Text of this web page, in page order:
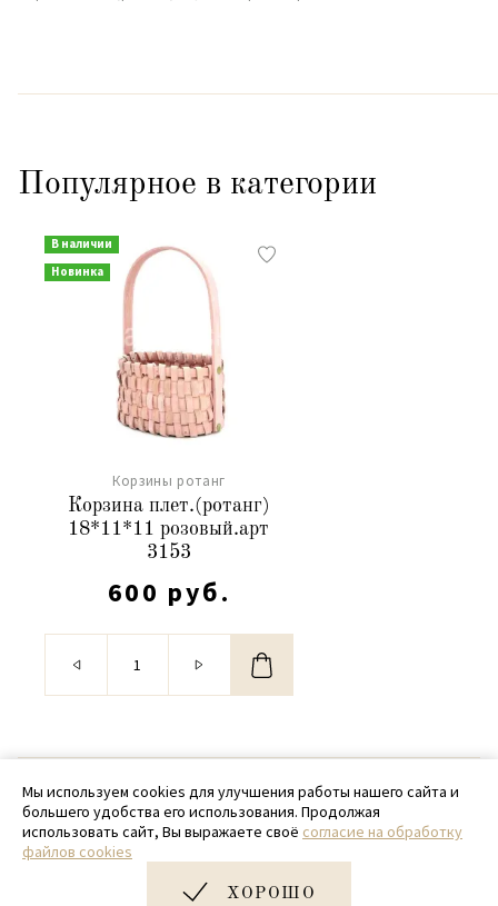
Популярное в категории
В наличии
Новинка
Корзины ротанг
Корзина плет.(ротанг)
18*11*11 розовый.арт
3153
600 руб.
© 2020 - 2026 SamPack
+ 7 (918) 699-97-87
zakaz@sampack.store
Мы используем cookies для улучшения работы нашего сайта и
большего удобства его использования. Продолжая
использовать сайт, Вы выражаете своё согласие на обработку
файлов cookies
ХОРОШО